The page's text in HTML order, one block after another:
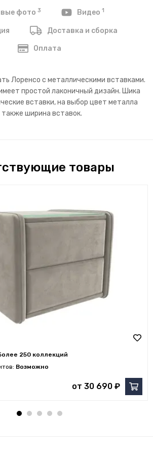
фото3 Видео 1
Доставка и сборка
Оплата
Лоренсо с металлическими вставками.
простой лаконичный дизайн. Шика
вставки, на выбор цвет металла
ширина вставок.
товары
250 коллекций
Возможно
от 30 690 ₽